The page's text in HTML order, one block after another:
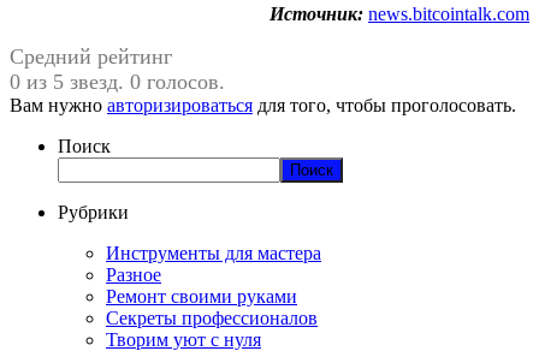
Источник: news.bitcointalk.com
Средний рейтинг
0 из 5 звезд. 0 голосов.
Вам нужно авторизироваться для того, чтобы проголосовать.
Поиск
Поиск
Рубрики
Инструменты для мастера
Разное
Ремонт своими руками
Секреты профессионалов
Творим уют с нуля